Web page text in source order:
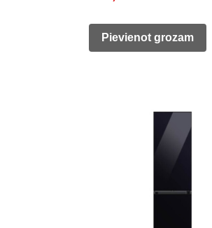
was:
is:
Pievienot grozam